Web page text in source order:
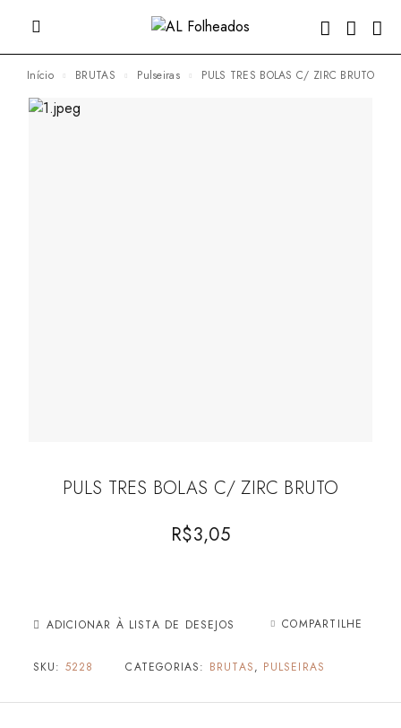
Início BRUTAS Pulseiras PULS TRES BOLAS C/ ZIRC BRUTO
PULS TRES BOLAS C/ ZIRC BRUTO
R$3,05
ADICIONAR À LISTA DE DESEJOS COMPARTILHE
SKU: 5228 CATEGORIAS: BRUTAS, PULSEIRAS